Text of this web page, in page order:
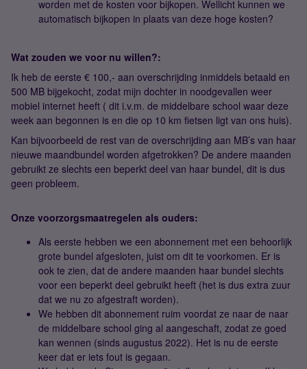
worden met de kosten voor bijkopen. Wellicht kunnen we
automatisch bijkopen in plaats van deze hoge kosten?
Wat zouden we voor nu willen?:
Ik heb de eerste € 100,- aan overschrijding inmiddels betaald en
500 MB bijgekocht, zodat mijn dochter in noodgevallen weer
mobiel internet heeft ( dit i.v.m. de middelbare school waar deze
week aan begonnen is en die op 10 km fietsen ligt van ons huis).
Kan bijvoorbeeld de rest van de overschrijding aan MB’s van haar
nieuwe maandbundel worden afgetrokken? De andere maanden
gebruikt ze slechts een beperkt deel van haar bundel, dit is dus
geen probleem.
Onze voorzorgsmaatregelen als ouders:
Als eerste hebben we een abonnement met een behoorlijk
grote bundel afgesloten, juist om dit te voorkomen. Er is
ook te zien, dat de andere maanden haar bundel slechts
voor een beperkt deel gebruikt heeft (het is dus extra zuur
dat we nu zo afgestraft worden).
We hebben dit abonnement ruim voordat ze naar de naar
de middelbare school ging al aangeschaft, zodat ze goed
kan wennen (sinds augustus 2022). Het is nu de eerste
keer dat er iets fout is gegaan.